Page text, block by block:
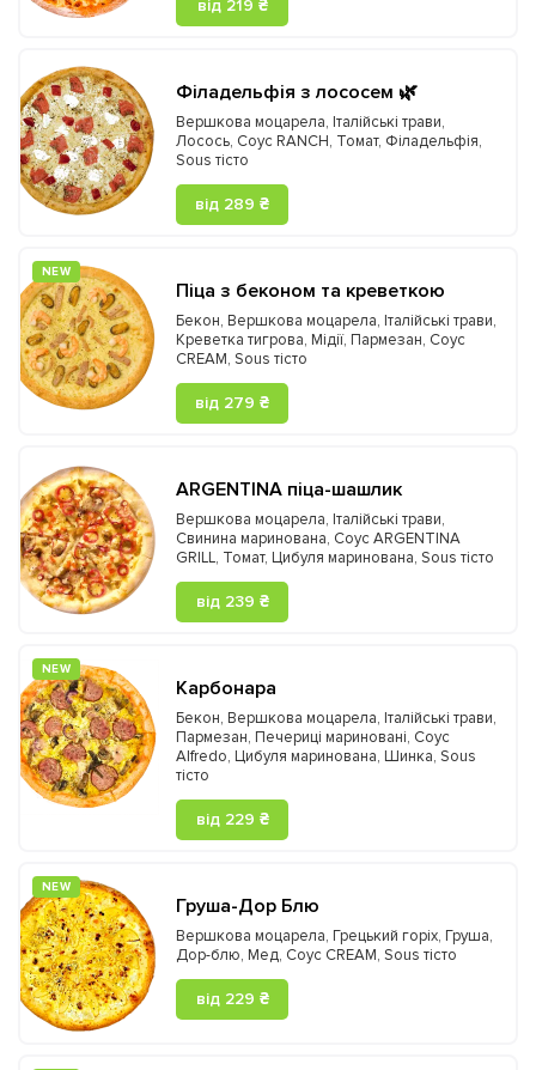
від 219 ₴
Філадельфія з лососем 🌿
Вершкова моцарела, Італійські трави,
Лосось, Соус RANCH, Томат, Філадельфія,
Sous тісто
від 289 ₴
NEW
Піца з беконом та креветкою
Бекон, Вершкова моцарела, Італійські трави,
Креветка тигрова, Мідії, Пармезан, Соус
CREAM, Sous тісто
від 279 ₴
ARGENTINA піца-шашлик
Вершкова моцарела, Італійські трави,
Свинина маринована, Соус ARGENTINA
GRILL, Томат, Цибуля маринована, Sous тісто
від 239 ₴
NEW
Карбонара
Бекон, Вершкова моцарела, Італійські трави,
Пармезан, Печериці мариновані, Соус
Alfredo, Цибуля маринована, Шинка, Sous
тісто
від 229 ₴
NEW
Груша-Дор Блю
Вершкова моцарела, Грецький горіх, Груша,
Дор-блю, Мед, Соус CREAM, Sous тісто
від 229 ₴